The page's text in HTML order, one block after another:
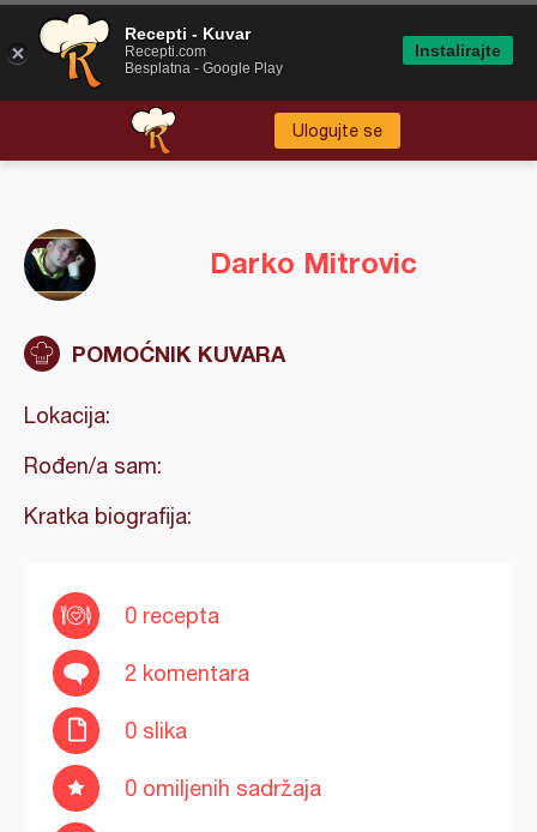
Ulogujte se
Darko Mitrovic
POMOĆNIK KUVARA
Lokacija:
Rođen/a sam:
Kratka biografija:
0 recepta
2 komentara
0 slika
0 omiljenih sadržaja
Recepti - Kuvar
Recepti.com
Besplatna - Google Play
Instalirajte